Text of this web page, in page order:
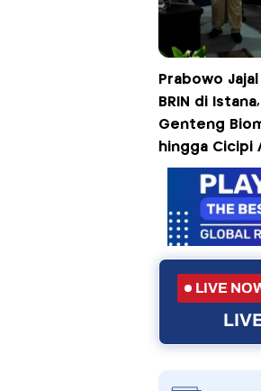
Prabowo
BRIN di
Genteng
hingga Cicipi
LIVE